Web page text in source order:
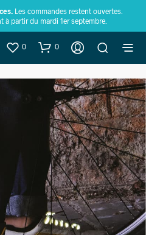
Les commandes restent ouvertes.
à partir du mardi 1er septembre.
0 0